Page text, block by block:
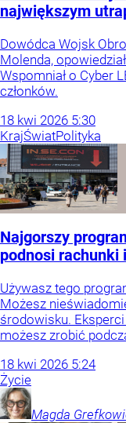
największym
Dowódca Wojsk
Molenda,
Wspomniał o Cyber
członków.
18 kwi 2026 5:30
KrajŚwiatPolityka
Najgorszy
podnosi rachunki
Używasz tego
Możesz
środowisku.
możesz zrobić
18 kwi 2026 5:24
Życie
Magda